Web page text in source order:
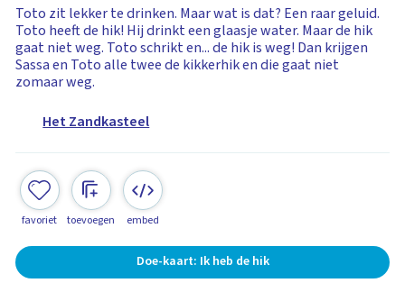
Toto zit lekker te drinken. Maar wat is dat? Een raar geluid.
Toto heeft de hik! Hij drinkt een glaasje water. Maar de hik
gaat niet weg. Toto schrikt en... de hik is weg! Dan krijgen
Sassa en Toto alle twee de kikkerhik en die gaat niet
zomaar weg.
Het Zandkasteel
favoriet toevoegen embed
Doe-kaart: Ik heb de hik